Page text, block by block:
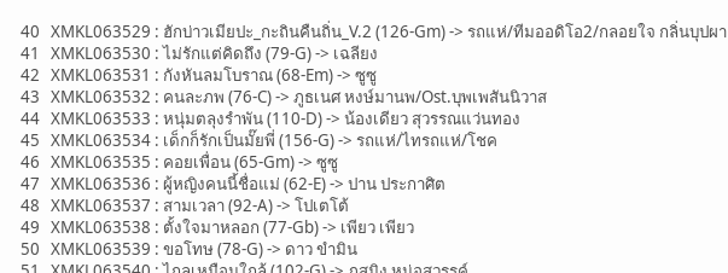
40 XMKL063529 : ฮักบ่าวเมียปะ_กะถินคืนถิ่น_V.2 (126-Gm) -> รถแห่/ทีมออดิโอ2/กลอยใจ กลิ่นบุปผา
41 XMKL063530 : ไม่รักแต่คิดถึง (79-G) -> เฉลียง
42 XMKL063531 : กังหันลมโบราณ (68-Em) -> ซูซู
43 XMKL063532 : คนละภพ (76-C) -> ภูธเนศ หงษ์มานพ/Ost.บุพเพสันนิวาส
44 XMKL063533 : หนุ่มตลุงรำพัน (110-D) -> น้องเดียว สุวรรณแว่นทอง
45 XMKL063534 : เด็กก็รักเป็นมั๊ยพี่ (156-G) -> รถแห่/ไทรถแห่/โชค
46 XMKL063535 : คอยเพื่อน (65-Gm) -> ซูซู
47 XMKL063536 : ผู้หญิงคนนี้ชื่อแม่ (62-E) -> ปาน ประกาศิต
48 XMKL063537 : สามเวลา (92-A) -> โปเตโต้
49 XMKL063538 : ตั้งใจมาหลอก (77-Gb) -> เพียว เพียว
50 XMKL063539 : ขอโทษ (78-G) -> ดาว ขำมิน